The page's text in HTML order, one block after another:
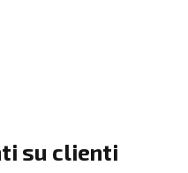
su clienti